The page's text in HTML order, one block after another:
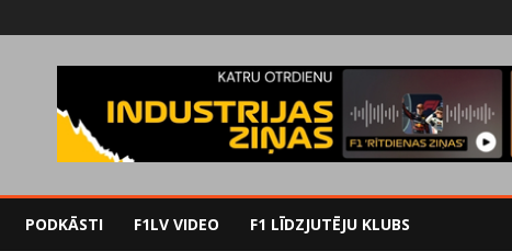
PODKĀSTI F1LV VIDEO F1 LĪDZJUTĒJU KLUBS